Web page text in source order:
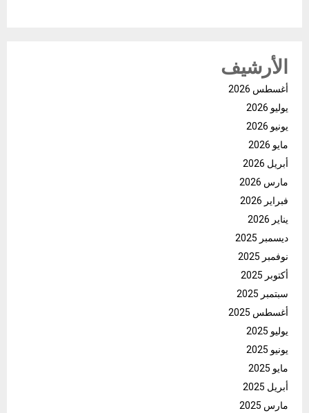
الأرشيف
أغسطس 2026
يوليو 2026
يونيو 2026
مايو 2026
أبريل 2026
مارس 2026
فبراير 2026
يناير 2026
ديسمبر 2025
نوفمبر 2025
أكتوبر 2025
سبتمبر 2025
أغسطس 2025
يوليو 2025
يونيو 2025
مايو 2025
أبريل 2025
مارس 2025